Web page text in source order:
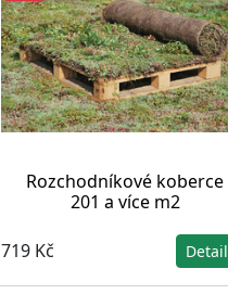
Rozchodníkové koberce
201 a více m2
719 Kč Detail